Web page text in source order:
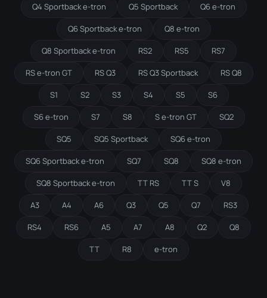
Q4 Sportback e-tron Q5 Sportback Q6 e-tron
Q6 Sportback e-tron Q8 e-tron
Q8 Sportback e-tron RS2 RS5 RS7
RS e-tron GT RS Q3 RS Q3 Sportback RS Q8
S1 S2 S3 S4 S5 S6
S6 e-tron S7 S8 S e-tron GT SQ2
SQ5 SQ5 Sportback SQ6 e-tron
SQ6 Sportback e-tron SQ7 SQ8 SQ8 e-tron
SQ8 Sportback e-tron TT RS TT S V8
A3 A4 A6 Q3 Q5 Q7 RS3
RS4 RS6 A5 A7 A8 Q2 Q8
TT R8 e-tron